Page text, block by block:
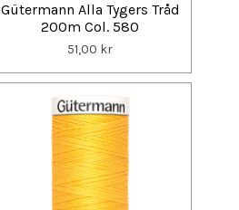
Gütermann Alla Tygers Tråd
200m Col. 580
51,00 kr